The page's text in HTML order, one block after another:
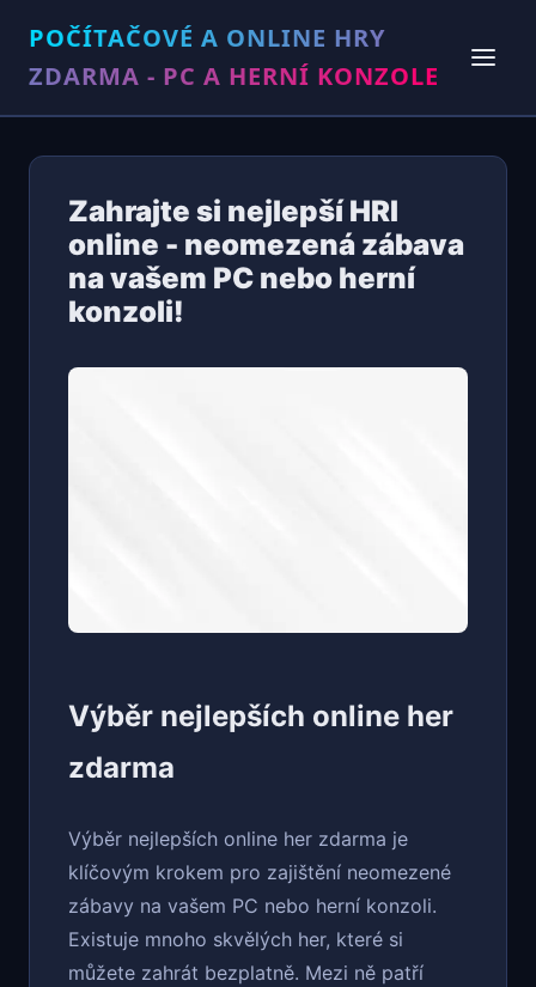
POČÍTAČOVÉ A ONLINE HRY
ZDARMA - PC A HERNÍ KONZOLE
Zahrajte si nejlepší HRI
online - neomezená zábava
na vašem PC nebo herní
konzoli!
Výběr nejlepších online her
zdarma
Výběr nejlepších online her zdarma je
klíčovým krokem pro zajištění neomezené
zábavy na vašem PC nebo herní konzoli.
Existuje mnoho skvělých her, které si
můžete zahrát bezplatně. Mezi ně patří